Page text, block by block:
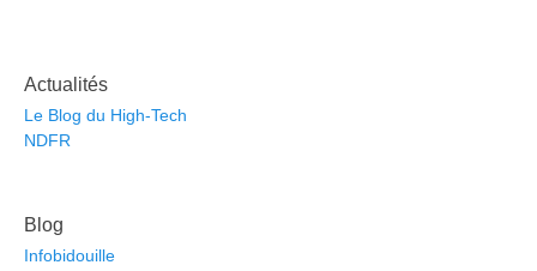
Actualités
Le Blog du High-Tech
NDFR
Blog
Infobidouille